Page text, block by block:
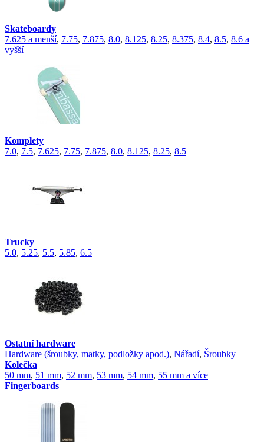
Skateboardy
7.625 a menší, 7.75, 7.875, 8.0, 8.125, 8.25, 8.375, 8.4, 8.5, 8.6 a
vyšší
Komplety
7.0, 7.5, 7.625, 7.75, 7.875, 8.0, 8.125, 8.25, 8.5
Trucky
5.0, 5.25, 5.5, 5.85, 6.5
Ostatní hardware
Hardware (šroubky, matky, podložky apod.), Nářadí, Šroubky
Kolečka
50 mm, 51 mm, 52 mm, 53 mm, 54 mm, 55 mm a více
Fingerboards